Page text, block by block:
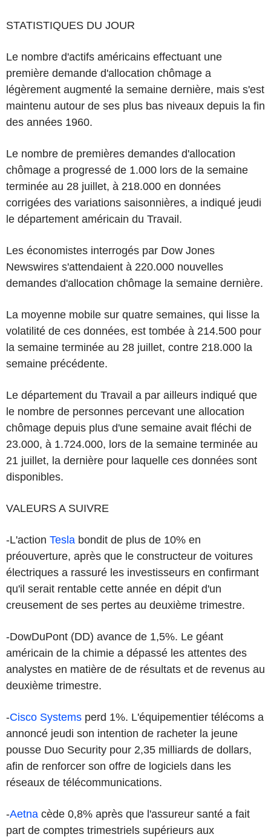
STATISTIQUES DU JOUR
Le nombre d'actifs américains effectuant une
première demande d'allocation chômage a
légèrement augmenté la semaine dernière, mais s'est
maintenu autour de ses plus bas niveaux depuis la fin
des années 1960.
Le nombre de premières demandes d'allocation
chômage a progressé de 1.000 lors de la semaine
terminée au 28 juillet, à 218.000 en données
corrigées des variations saisonnières, a indiqué jeudi
le département américain du Travail.
Les économistes interrogés par Dow Jones
Newswires s'attendaient à 220.000 nouvelles
demandes d'allocation chômage la semaine dernière.
La moyenne mobile sur quatre semaines, qui lisse la
volatilité de ces données, est tombée à 214.500 pour
la semaine terminée au 28 juillet, contre 218.000 la
semaine précédente.
Le département du Travail a par ailleurs indiqué que
le nombre de personnes percevant une allocation
chômage depuis plus d'une semaine avait fléchi de
23.000, à 1.724.000, lors de la semaine terminée au
21 juillet, la dernière pour laquelle ces données sont
disponibles.
VALEURS A SUIVRE
-L'action Tesla bondit de plus de 10% en
préouverture, après que le constructeur de voitures
électriques a rassuré les investisseurs en confirmant
qu'il serait rentable cette année en dépit d'un
creusement de ses pertes au deuxième trimestre.
-DowDuPont (DD) avance de 1,5%. Le géant
américain de la chimie a dépassé les attentes des
analystes en matière de de résultats et de revenus au
deuxième trimestre.
-Cisco Systems perd 1%. L'équipementier télécoms a
annoncé jeudi son intention de racheter la jeune
pousse Duo Security pour 2,35 milliards de dollars,
afin de renforcer son offre de logiciels dans les
réseaux de télécommunications.
-Aetna cède 0,8% après que l'assureur santé a fait
part de comptes trimestriels supérieurs aux